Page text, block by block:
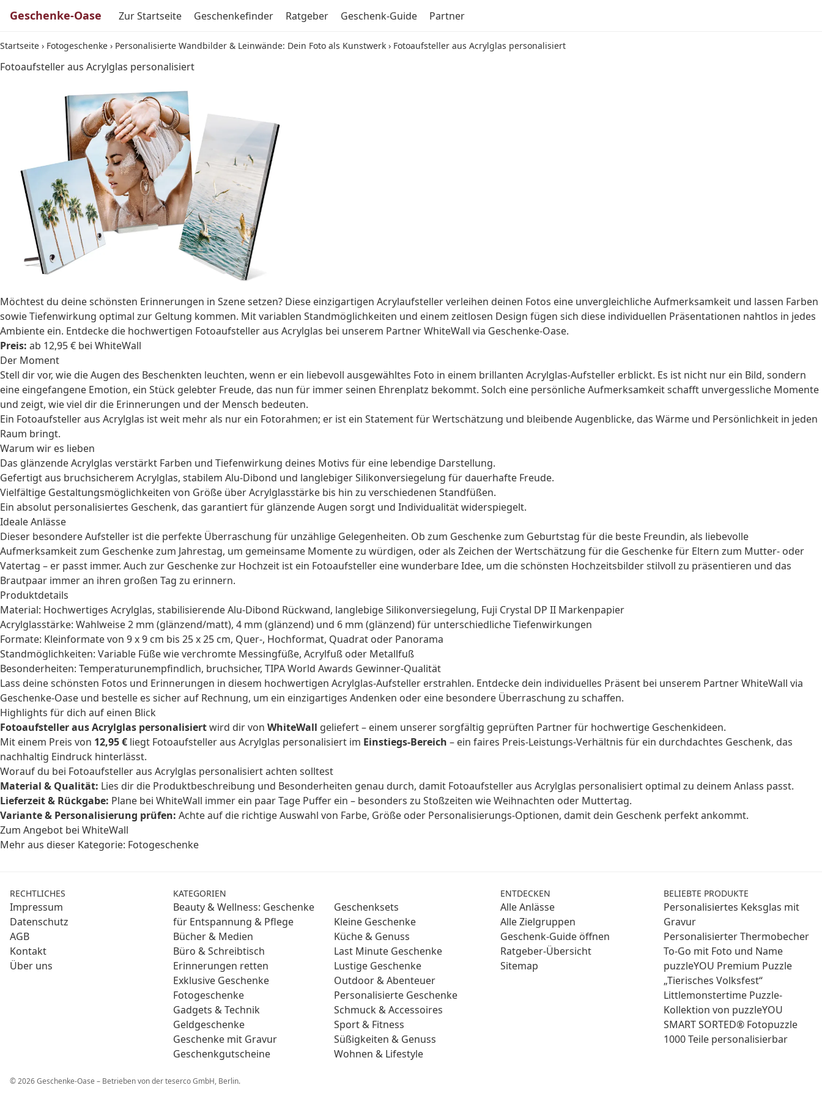
Geschenke-Oase Zur Startseite Geschenkefinder Ratgeber Geschenk-Guide Partner
Startseite › Fotogeschenke › Personalisierte Wandbilder & Leinwände: Dein Foto als Kunstwerk › Fotoaufsteller aus Acrylglas personalisiert
Fotoaufsteller aus Acrylglas personalisiert
Möchtest du deine schönsten Erinnerungen in Szene setzen? Diese einzigartigen Acrylaufsteller verleihen deinen Fotos eine unvergleichliche Aufmerksamkeit und lassen Farben
sowie Tiefenwirkung optimal zur Geltung kommen. Mit variablen Standmöglichkeiten und einem zeitlosen Design fügen sich diese individuellen Präsentationen nahtlos in jedes
Ambiente ein. Entdecke die hochwertigen Fotoaufsteller aus Acrylglas bei unserem Partner WhiteWall via Geschenke-Oase.
Preis: ab 12,95 € bei WhiteWall
Der Moment
Stell dir vor, wie die Augen des Beschenkten leuchten, wenn er ein liebevoll ausgewähltes Foto in einem brillanten Acrylglas-Aufsteller erblickt. Es ist nicht nur ein Bild, sondern
eine eingefangene Emotion, ein Stück gelebter Freude, das nun für immer seinen Ehrenplatz bekommt. Solch eine persönliche Aufmerksamkeit schafft unvergessliche Momente
und zeigt, wie viel dir die Erinnerungen und der Mensch bedeuten.
Ein Fotoaufsteller aus Acrylglas ist weit mehr als nur ein Fotorahmen; er ist ein Statement für Wertschätzung und bleibende Augenblicke, das Wärme und Persönlichkeit in jeden
Raum bringt.
Warum wir es lieben
Das glänzende Acrylglas verstärkt Farben und Tiefenwirkung deines Motivs für eine lebendige Darstellung.
Gefertigt aus bruchsicherem Acrylglas, stabilem Alu-Dibond und langlebiger Silikonversiegelung für dauerhafte Freude.
Vielfältige Gestaltungsmöglichkeiten von Größe über Acrylglasstärke bis hin zu verschiedenen Standfüßen.
Ein absolut personalisiertes Geschenk, das garantiert für glänzende Augen sorgt und Individualität widerspiegelt.
Ideale Anlässe
Dieser besondere Aufsteller ist die perfekte Überraschung für unzählige Gelegenheiten. Ob zum Geschenke zum Geburtstag für die beste Freundin, als liebevolle
Aufmerksamkeit zum Geschenke zum Jahrestag, um gemeinsame Momente zu würdigen, oder als Zeichen der Wertschätzung für die Geschenke für Eltern zum Mutter- oder
Vatertag – er passt immer. Auch zur Geschenke zur Hochzeit ist ein Fotoaufsteller eine wunderbare Idee, um die schönsten Hochzeitsbilder stilvoll zu präsentieren und das
Brautpaar immer an ihren großen Tag zu erinnern.
Produktdetails
Material: Hochwertiges Acrylglas, stabilisierende Alu-Dibond Rückwand, langlebige Silikonversiegelung, Fuji Crystal DP II Markenpapier
Acrylglasstärke: Wahlweise 2 mm (glänzend/matt), 4 mm (glänzend) und 6 mm (glänzend) für unterschiedliche Tiefenwirkungen
Formate: Kleinformate von 9 x 9 cm bis 25 x 25 cm, Quer-, Hochformat, Quadrat oder Panorama
Standmöglichkeiten: Variable Füße wie verchromte Messingfüße, Acrylfuß oder Metallfuß
Besonderheiten: Temperaturunempfindlich, bruchsicher, TIPA World Awards Gewinner-Qualität
Lass deine schönsten Fotos und Erinnerungen in diesem hochwertigen Acrylglas-Aufsteller erstrahlen. Entdecke dein individuelles Präsent bei unserem Partner WhiteWall via
Geschenke-Oase und bestelle es sicher auf Rechnung, um ein einzigartiges Andenken oder eine besondere Überraschung zu schaffen.
Highlights für dich auf einen Blick
Fotoaufsteller aus Acrylglas personalisiertwird dir von WhiteWall geliefert – einem unserer sorgfältig geprüften Partner für hochwertige Geschenkideen.
Mit einem Preis von 12,95 € liegt Fotoaufsteller aus Acrylglas personalisiert im Einstiegs-Bereich – ein faires Preis-Leistungs-Verhältnis für ein durchdachtes Geschenk, das
nachhaltig Eindruck hinterlässt.
Worauf du bei Fotoaufsteller aus Acrylglas personalisiert achten solltest
Material & Qualität: Lies dir die Produktbeschreibung und Besonderheiten genau durch, damit Fotoaufsteller aus Acrylglas personalisiert optimal zu deinem Anlass passt.
Lieferzeit & Rückgabe: Plane bei WhiteWall immer ein paar Tage Puffer ein – besonders zu Stoßzeiten wie Weihnachten oder Muttertag.
Variante & Personalisierung prüfen: Achte auf die richtige Auswahl von Farbe, Größe oder Personalisierungs-Optionen, damit dein Geschenk perfekt ankommt.
Zum Angebot bei WhiteWall
Mehr aus dieser Kategorie: Fotogeschenke
RECHTLICHES
Impressum
Datenschutz
AGB
Kontakt
Über uns
KATEGORIEN
Beauty & Wellness: Geschenke
für Entspannung & Pflege
Bücher & Medien
Büro & Schreibtisch
Erinnerungen retten
Exklusive Geschenke
Fotogeschenke
Gadgets & Technik
Geldgeschenke
Geschenke mit Gravur
Geschenkgutscheine
Geschenksets
Kleine Geschenke
Küche & Genuss
Last Minute Geschenke
Lustige Geschenke
Outdoor & Abenteuer
Personalisierte Geschenke
Schmuck & Accessoires
Sport & Fitness
Süßigkeiten & Genuss
Wohnen & Lifestyle
ENTDECKEN
Alle Anlässe
Alle Zielgruppen
Geschenk-Guide öffnen
Ratgeber-Übersicht
Sitemap
BELIEBTE PRODUKTE
Personalisiertes Keksglas mit
Gravur
Personalisierter Thermobecher
To-Go mit Foto und Name
puzzleYOU Premium Puzzle
„Tierisches Volksfest“
Littlemonstertime Puzzle-
Kollektion von puzzleYOU
SMART SORTED® Fotopuzzle
1000 Teile personalisierbar
© 2026 Geschenke-Oase – Betrieben von der teserco GmbH, Berlin.